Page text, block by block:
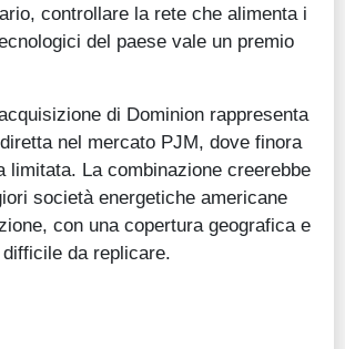
controllare la rete che alimenta i
del paese vale un premio
di Dominion rappresenta
nel mercato PJM, dove finora
limitata. La combinazione creerebbe
società energetiche americane
con una copertura geografica e
da replicare.